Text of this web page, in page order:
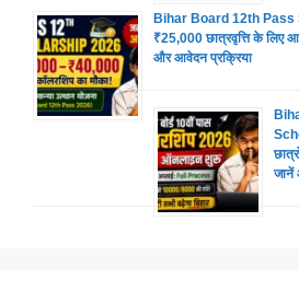
Bihar Board 12th
₹25,000 छात्रवृत्ति के लिए
और आवेदन प्रक्रिया
जानें